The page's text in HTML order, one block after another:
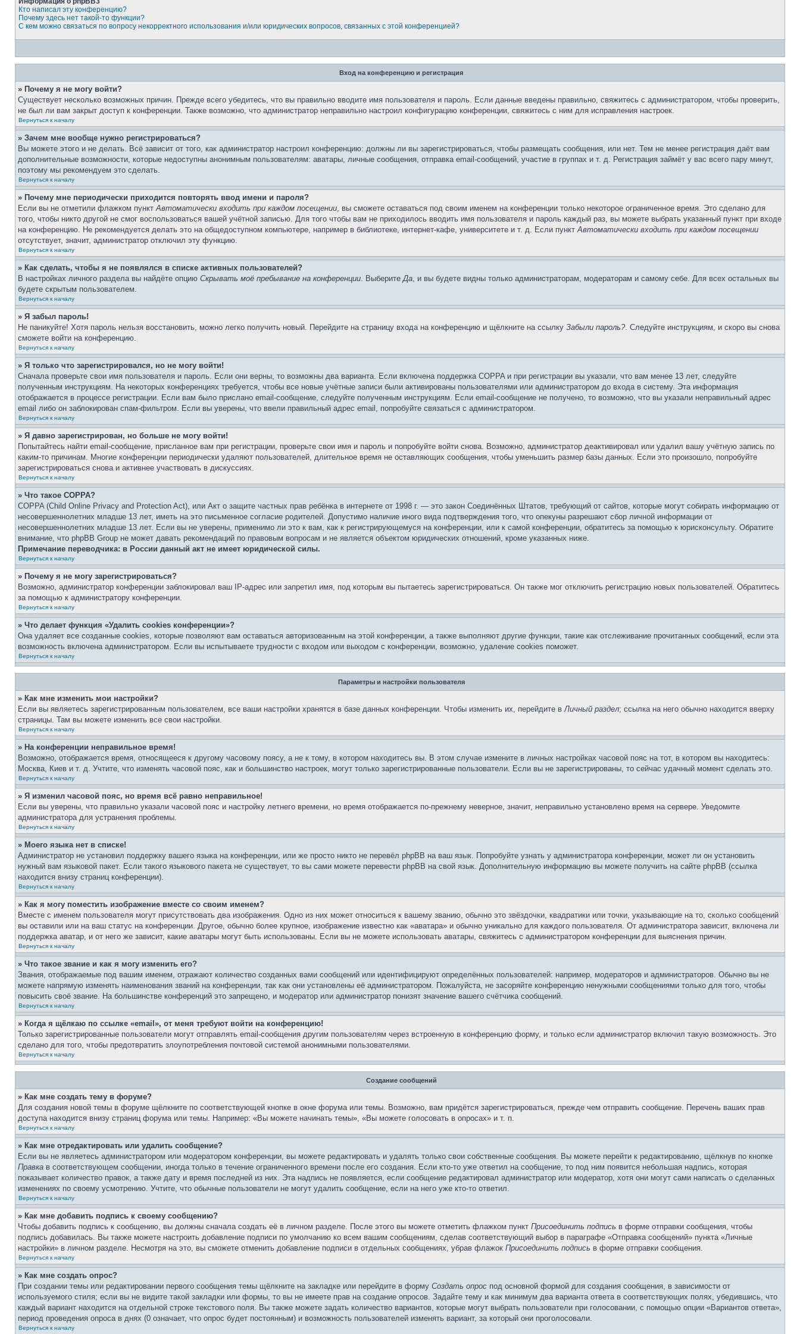
Кто написал эту конференцию?
Почему здесь нет такой-то функции?
С кем можно связаться по вопросу некорректного использования и/или юридических вопросов, связанных с этой конференцией?
Вход на конференцию и регистрация
» Почему я не могу войти?
Существует несколько возможных причин. Прежде всего убедитесь, что вы правильно вводите имя пользователя и пароль. Если данные введены правильно, свяжитесь с администратором, чтобы проверить,
не был ли вам закрыт доступ к конференции. Также возможно, что администратор неправильно настроил конфигурацию конференции, свяжитесь с ним для исправления настроек.
Вернуться к началу
» Зачем мне вообще нужно регистрироваться?
Вы можете этого и не делать. Всё зависит от того, как администратор настроил конференцию: должны ли вы зарегистрироваться, чтобы размещать сообщения, или нет. Тем не менее регистрация даёт вам
дополнительные возможности, которые недоступны анонимным пользователям: аватары, личные сообщения, отправка email-сообщений, участие в группах и т. д. Регистрация займёт у вас всего пару минут,
поэтому мы рекомендуем это сделать.
Вернуться к началу
» Почему мне периодически приходится повторять ввод имени и пароля?
Если вы не отметили флажком пунктАвтоматически входить при каждом посещении, вы сможете оставаться под своим именем на конференции только некоторое ограниченное время. Это сделано для
того, чтобы никто другой не смог воспользоваться вашей учётной записью. Для того чтобы вам не приходилось вводить имя пользователя и пароль каждый раз, вы можете выбрать указанный пункт при входе
на конференцию. Не рекомендуется делать это на общедоступном компьютере, например в библиотеке, интернет-кафе, университете и т. д. Если пунктАвтоматически входить при каждом посещении
отсутствует, значит, администратор отключил эту функцию.
Вернуться к началу
» Как сделать, чтобы я не появлялся в списке активных пользователей?
В настройках личного раздела вы найдёте опцию Скрывать моё пребывание на конференции. ВыберитеДа, и вы будете видны только администраторам, модераторам и самому себе. Для всех остальных вы
будете скрытым пользователем.
Вернуться к началу
» Я забыл пароль!
Не паникуйте! Хотя пароль нельзя восстановить, можно легко получить новый. Перейдите на страницу входа на конференцию и щёлкните на ссылку Забыли пароль?. Следуйте инструкциям, и скоро вы снова
сможете войти на конференцию.
Вернуться к началу
» Я только что зарегистрировался, но не могу войти!
Сначала проверьте свои имя пользователя и пароль. Если они верны, то возможны два варианта. Если включена поддержка COPPA и при регистрации вы указали, что вам менее 13 лет, следуйте
полученным инструкциям. На некоторых конференциях требуется, чтобы все новые учётные записи были активированы пользователями или администратором до входа в систему. Эта информация
отображается в процессе регистрации. Если вам было прислано email-сообщение, следуйте полученным инструкциям. Если email-сообщение не получено, то возможно, что вы указали неправильный адрес
email либо он заблокирован спам-фильтром. Если вы уверены, что ввели правильный адрес email, попробуйте связаться с администратором.
Вернуться к началу
» Я давно зарегистрирован, но больше не могу войти!
Попытайтесь найти email-сообщение, присланное вам при регистрации, проверьте свои имя и пароль и попробуйте войти снова. Возможно, администратор деактивировал или удалил вашу учётную запись по
каким-то причинам. Многие конференции периодически удаляют пользователей, длительное время не оставляющих сообщения, чтобы уменьшить размер базы данных. Если это произошло, попробуйте
зарегистрироваться снова и активнее участвовать в дискуссиях.
Вернуться к началу
» Что такое COPPA?
COPPA (Child Online Privacy and Protection Act), или Акт о защите частных прав ребёнка в интернете от 1998 г. — это закон Соединённых Штатов, требующий от сайтов, которые могут собирать информацию от
несовершеннолетних младше 13 лет, иметь на это письменное согласие родителей. Допустимо наличие иного вида подтверждения того, что опекуны разрешают сбор личной информации от
несовершеннолетних младше 13 лет. Если вы не уверены, применимо ли это к вам, как к регистрирующемуся на конференции, или к самой конференции, обратитесь за помощью к юрисконсульту. Обратите
внимание, что phpBB Group не может давать рекомендаций по правовым вопросам и не является объектом юридических отношений, кроме указанных ниже.
Примечание переводчика: в России данный акт не имеет юридической силы.
Вернуться к началу
» Почему я не могу зарегистрироваться?
Возможно, администратор конференции заблокировал ваш IP-адрес или запретил имя, под которым вы пытаетесь зарегистрироваться. Он также мог отключить регистрацию новых пользователей. Обратитесь
за помощью к администратору конференции.
Вернуться к началу
» Что делает функция «Удалить cookies конференции»?
Она удаляет все созданные cookies, которые позволяют вам оставаться авторизованным на этой конференции, а также выполняют другие функции, такие как отслеживание прочитанных сообщений, если эта
возможность включена администратором. Если вы испытываете трудности с входом или выходом с конференции, возможно, удаление cookies поможет.
Вернуться к началу
Параметры и настройки пользователя
» Как мне изменить мои настройки?
Если вы являетесь зарегистрированным пользователем, все ваши настройки хранятся в базе данных конференции. Чтобы изменить их, перейдите вЛичный раздел; ссылка на него обычно находится вверху
страницы. Там вы можете изменить все свои настройки.
Вернуться к началу
» На конференции неправильное время!
Возможно, отображается время, относящееся к другому часовому поясу, а не к тому, в котором находитесь вы. В этом случае измените в личных настройках часовой пояс на тот, в котором вы находитесь:
Москва, Киев и т. д. Учтите, что изменять часовой пояс, как и большинство настроек, могут только зарегистрированные пользователи. Если вы не зарегистрированы, то сейчас удачный момент сделать это.
Вернуться к началу
» Я изменил часовой пояс, но время всё равно неправильное!
Если вы уверены, что правильно указали часовой пояс и настройку летнего времени, но время отображается по-прежнему неверное, значит, неправильно установлено время на сервере. Уведомите
администратора для устранения проблемы.
Вернуться к началу
» Моего языка нет в списке!
Администратор не установил поддержку вашего языка на конференции, или же просто никто не перевёл phpBB на ваш язык. Попробуйте узнать у администратора конференции, может ли он установить
нужный вам языковой пакет. Если такого языкового пакета не существует, то вы сами можете перевести phpBB на свой язык. Дополнительную информацию вы можете получить на сайте phpBB (ссылка
находится внизу страниц конференции).
Вернуться к началу
» Как я могу поместить изображение вместе со своим именем?
Вместе с именем пользователя могут присутствовать два изображения. Одно из них может относиться к вашему званию, обычно это звёздочки, квадратики или точки, указывающие на то, сколько сообщений
вы оставили или на ваш статус на конференции. Другое, обычно более крупное, изображение известно как «аватара» и обычно уникально для каждого пользователя. От администратора зависит, включена ли
поддержка аватар, и от него же зависит, какие аватары могут быть использованы. Если вы не можете использовать аватары, свяжитесь с администратором конференции для выяснения причин.
Вернуться к началу
» Что такое звание и как я могу изменить его?
Звания, отображаемые под вашим именем, отражают количество созданных вами сообщений или идентифицируют определённых пользователей: например, модераторов и администраторов. Обычно вы не
можете напрямую изменять наименования званий на конференции, так как они установлены её администратором. Пожалуйста, не засоряйте конференцию ненужными сообщениями только для того, чтобы
повысить своё звание. На большинстве конференций это запрещено, и модератор или администратор понизят значение вашего счётчика сообщений.
Вернуться к началу
» Когда я щёлкаю по ссылке «email», от меня требуют войти на конференцию!
Только зарегистрированные пользователи могут отправлять email-сообщения другим пользователям через встроенную в конференцию форму, и только если администратор включил такую возможность. Это
сделано для того, чтобы предотвратить злоупотребления почтовой системой анонимными пользователями.
Вернуться к началу
Создание сообщений
» Как мне создать тему в форуме?
Для создания новой темы в форуме щёлкните по соответствующей кнопке в окне форума или темы. Возможно, вам придётся зарегистрироваться, прежде чем отправить сообщение. Перечень ваших прав
доступа находится внизу страниц форума или темы. Например: «Вы можете начинать темы», «Вы можете голосовать в опросах» и т. п.
Вернуться к началу
» Как мне отредактировать или удалить сообщение?
Если вы не являетесь администратором или модератором конференции, вы можете редактировать и удалять только свои собственные сообщения. Вы можете перейти к редактированию, щёлкнув по кнопке
Правка в соответствующем сообщении, иногда только в течение ограниченного времени после его создания. Если кто-то уже ответил на сообщение, то под ним появится небольшая надпись, которая
показывает количество правок, а также дату и время последней из них. Эта надпись не появляется, если сообщение редактировал администратор или модератор, хотя они могут сами написать о сделанных
изменениях по своему усмотрению. Учтите, что обычные пользователи не могут удалить сообщение, если на него уже кто-то ответил.
Вернуться к началу
» Как мне добавить подпись к своему сообщению?
Чтобы добавить подпись к сообщению, вы должны сначала создать её в личном разделе. После этого вы можете отметить флажком пункт Присоединить подпись в форме отправки сообщения, чтобы
подпись добавилась. Вы также можете настроить добавление подписи по умолчанию ко всем вашим сообщениям, сделав соответствующий выбор в параграфе «Отправка сообщений» пункта «Личные
настройки» в личном разделе. Несмотря на это, вы сможете отменить добавление подписи в отдельных сообщениях, убрав флажок Присоединить подпись в форме отправки сообщения.
Вернуться к началу
» Как мне создать опрос?
При создании темы или редактировании первого сообщения темы щёлкните на закладке или перейдите в форму Создать опрос под основной формой для создания сообщения, в зависимости от
используемого стиля; если вы не видите такой закладки или формы, то вы не имеете прав на создание опросов. Задайте тему и как минимум два варианта ответа в соответствующих полях, убедившись, что
каждый вариант находится на отдельной строке текстового поля. Вы также можете задать количество вариантов, которые могут выбрать пользователи при голосовании, с помощью опции «Вариантов ответа»,
период проведения опроса в днях (0 означает, что опрос будет постоянным) и возможность пользователей изменять вариант, за который они проголосовали.
Вернуться к началу